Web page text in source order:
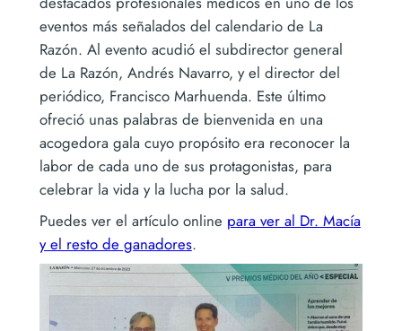
eventos más señalados del calendario de La
Razón. Al evento acudió el subdirector general
de La Razón, Andrés Navarro, y el director del
periódico, Francisco Marhuenda. Este último
ofreció unas palabras de bienvenida en una
acogedora gala cuyo propósito era reconocer la
labor de cada uno de sus protagonistas, para
celebrar la vida y la lucha por la salud.
Puedes ver el artículo online para ver al Dr. Macía
y el resto de ganadores.